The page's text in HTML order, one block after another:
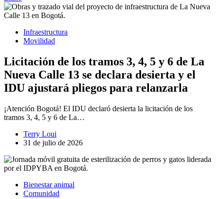
Infraestructura
Movilidad
Licitación de los tramos 3, 4, 5 y 6 de La
Nueva Calle 13 se declara desierta y el
IDU ajustará pliegos para relanzarla
¡Atención Bogotá! El IDU declaró desierta la licitación de los
tramos 3, 4, 5 y 6 de La…
Terry Loui
31 de julio de 2026
Bienestar animal
Comunidad